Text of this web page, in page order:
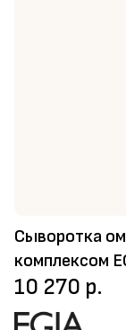
Сыворотка
комплексом
10 270 р.